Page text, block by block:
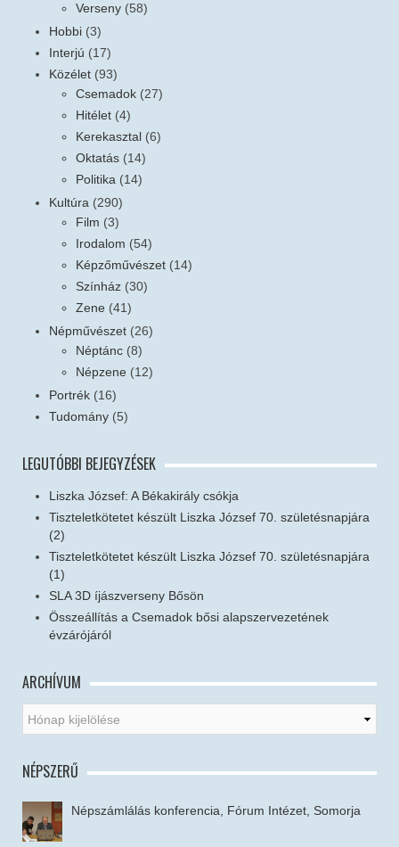
Verseny (58)
Hobbi (3)
Interjú (17)
Közélet (93)
Csemadok (27)
Hitélet (4)
Kerekasztal (6)
Oktatás (14)
Politika (14)
Kultúra (290)
Film (3)
Irodalom (54)
Képzőművészet (14)
Színház (30)
Zene (41)
Népművészet (26)
Néptánc (8)
Népzene (12)
Portrék (16)
Tudomány (5)
LEGUTÓBBI BEJEGYZÉSEK
Liszka József: A Békakirály csókja
Tiszteletkötetet készült Liszka József 70. születésnapjára
(2)
Tiszteletkötetet készült Liszka József 70. születésnapjára
(1)
SLA 3D íjászverseny Bősön
Összeállítás a Csemadok bősi alapszervezetének
évzárójáról
ARCHÍVUM
NÉPSZERŰ
Népszámlálás konferencia, Fórum Intézet, Somorja